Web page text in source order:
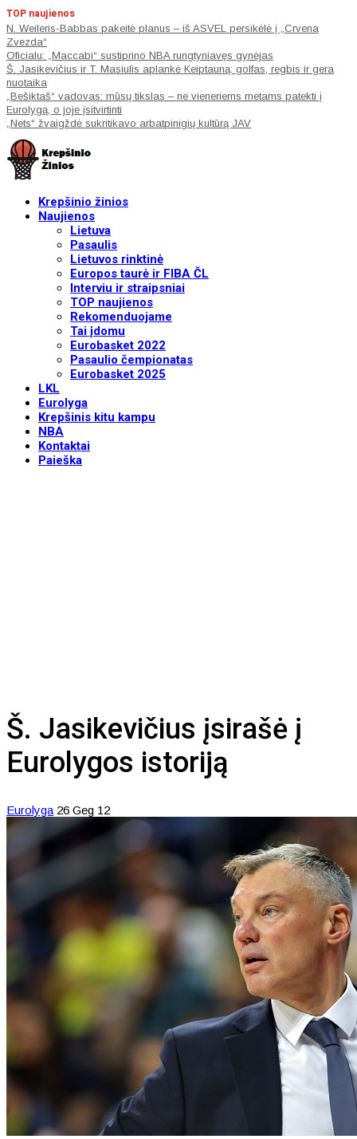
TOP naujienos
N. Weileris-Babbas pakeitė planus – iš ASVEL persikėlė į „Crvena
Zvezda“
Oficialu: „Maccabi“ sustiprino NBA rungtyniavęs gynėjas
Š. Jasikevičius ir T. Masiulis aplankė Keiptauną: golfas, regbis ir gera
nuotaika
„Bešiktaš“ vadovas: mūsų tikslas – ne vieneriems metams patekti į
Eurolygą, o joje įsitvirtinti
„Nets“ žvaigždė sukritikavo arbatpinigių kultūrą JAV
Krepšinio žinios
Naujienos
Lietuva
Pasaulis
Lietuvos rinktinė
Europos taurė ir FIBA ČL
Interviu ir straipsniai
TOP naujienos
Rekomenduojame
Tai įdomu
Eurobasket 2022
Pasaulio čempionatas
Eurobasket 2025
LKL
Eurolyga
Krepšinis kitu kampu
NBA
Kontaktai
Paieška
Š. Jasikevičius įsirašė į
Eurolygos istoriją
Eurolyga 26 Geg 12